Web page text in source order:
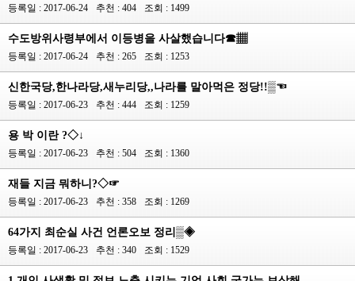
등록일 : 2017-06-24 추천 : 404 조회 : 1499
수도방위사령부에서 이등병을 사살했습니다☎▦
등록일 : 2017-06-24 추천 : 265 조회 : 1253
신한국당,한나라당,새누리당,,나라를 말아먹은 정당!!▒☜
등록일 : 2017-06-23 추천 : 444 조회 : 1259
용 박 이란 ?◇↓
등록일 : 2017-06-23 추천 : 504 조회 : 1360
재들 지금 뭐하니?◇☞
등록일 : 2017-06-23 추천 : 358 조회 : 1269
64가지 최순실 사건 언론오보 정리▒◈
등록일 : 2017-06-23 추천 : 340 조회 : 1529